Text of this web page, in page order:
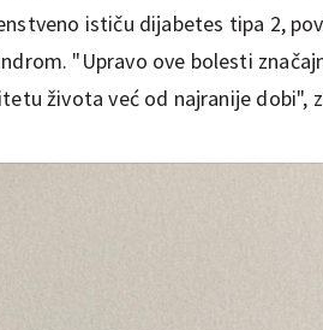
ističu dijabetes tipa 2,
"Upravo ove bolesti
života već od najranije dobi",